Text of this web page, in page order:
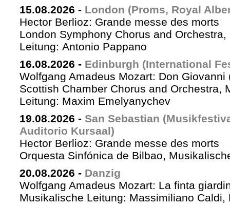
15.08.2026 - London (Proms, Royal
Hector Berlioz: Grande messe des morts
London Symphony Chorus and
Leitung: Antonio Pappano
16.08.2026 - Edinburgh (International
Wolfgang Amadeus Mozart: Don Giovanni
Scottish Chamber Chorus and Orchestra,
Leitung: Maxim Emelyanychev
19.08.2026 - San Sebastian
Auditorio Kursaal)
Hector Berlioz: Grande messe des morts
Orquesta Sinfónica de Bilbao,
20.08.2026 - Danzig
Wolfgang Amadeus Mozart: La finta
Musikalische Leitung: Massimiliano Caldi,